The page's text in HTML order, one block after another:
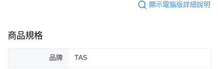
顯示電腦版詳細說明
商品規格
品牌 TAS